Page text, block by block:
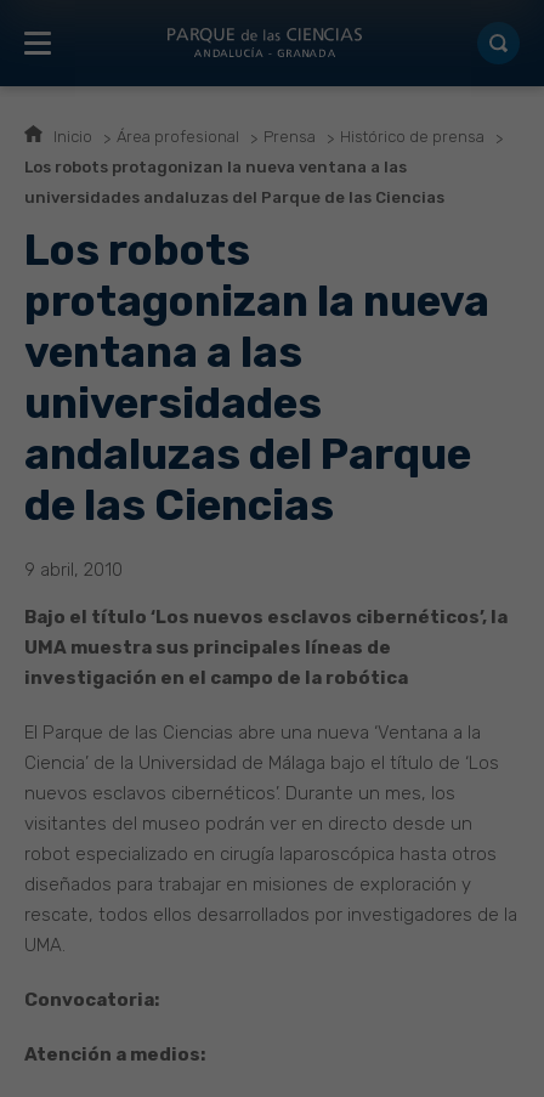
Inicio Área profesional Prensa
Histórico de prensa
Los robots protagonizan la nueva ventana a las
universidades andaluzas del Parque de las Ciencias
Los robots
protagonizan la nueva
ventana a las
universidades
andaluzas del Parque
de las Ciencias
9 abril, 2010
Bajo el título ‘Los nuevos esclavos cibernéticos’, la
UMA muestra sus principales líneas de
investigación en el campo de la robótica
El Parque de las Ciencias abre una nueva ‘Ventana a la
Ciencia’ de la Universidad de Málaga bajo el título de ‘Los
nuevos esclavos cibernéticos’. Durante un mes, los
visitantes del museo podrán ver en directo desde un
robot especializado en cirugía laparoscópica hasta otros
diseñados para trabajar en misiones de exploración y
rescate, todos ellos desarrollados por investigadores de la
UMA.
Convocatoria:
Atención a medios: